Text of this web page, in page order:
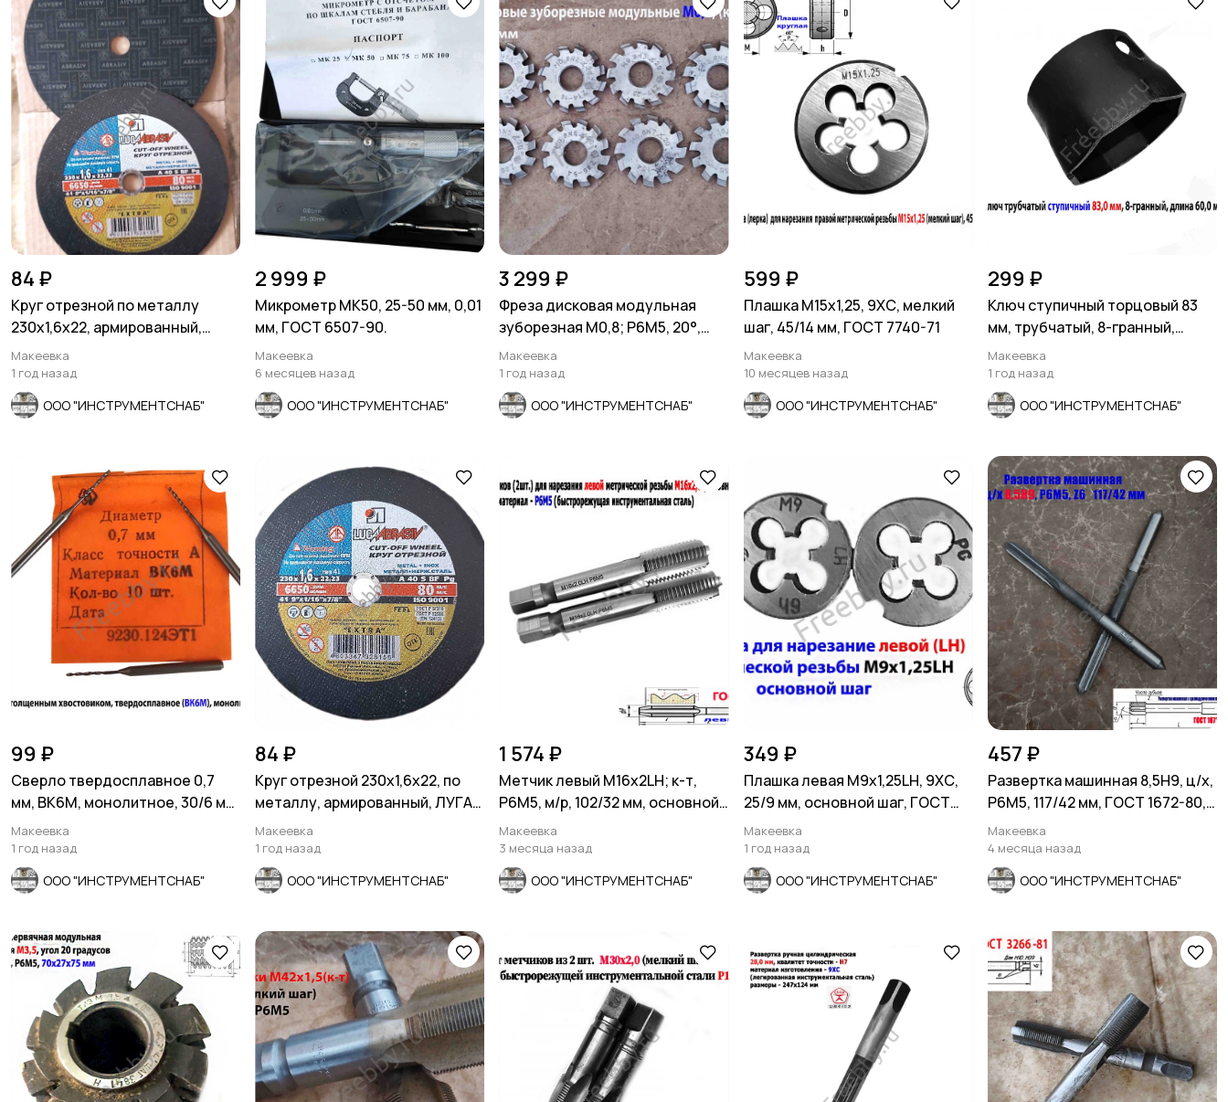
84 ₽
Круг отрезной по металлу
230х1,6х22, армированный,
ЛУГА-Абразив, Росси
Макеевка
1 год назад
ООО "ИНСТРУМЕНТСНАБ"
2 999 ₽
Микрометр МК50, 25-50 мм, 0,01
мм, ГОСТ 6507-90.
Макеевка
6 месяцев назад
ООО "ИНСТРУМЕНТСНАБ"
3 299 ₽
Фреза дисковая модульная
зуборезная М0,8; Р6М5, 20°,
Z12, к-т 8 шт
Макеевка
1 год назад
ООО "ИНСТРУМЕНТСНАБ"
599 ₽
Плашка М15х1,25, 9ХС, мелкий
шаг, 45/14 мм, ГОСТ 7740-71
Макеевка
10 месяцев назад
ООО "ИНСТРУМЕНТСНАБ"
299 ₽
Ключ ступичный торцовый 83
мм, трубчатый, 8-гранный,
длина 60 мм, СССР
Макеевка
1 год назад
ООО "ИНСТРУМЕНТСНАБ"
99 ₽
Сверло твердосплавное 0,7
мм, ВК6М, монолитное, 30/6 мм,
ут хв, СССР.
Макеевка
1 год назад
ООО "ИНСТРУМЕНТСНАБ"
84 ₽
Круг отрезной 230х1,6х22, по
металлу, армированный, ЛУГА,
Россия
Макеевка
1 год назад
ООО "ИНСТРУМЕНТСНАБ"
1 574 ₽
Метчик левый М16х2LH; к-т,
Р6М5, м/р, 102/32 мм, основной
шаг.
Макеевка
3 месяца назад
ООО "ИНСТРУМЕНТСНАБ"
349 ₽
Плашка левая М9х1,25LH, 9ХС,
25/9 мм, основной шаг, ГОСТ
9740-71.
Макеевка
1 год назад
ООО "ИНСТРУМЕНТСНАБ"
457 ₽
Развертка машинная 8,5Н9, ц/х,
Р6М5, 117/42 мм, ГОСТ 1672-80,
СССР
Макеевка
4 месяца назад
ООО "ИНСТРУМЕНТСНАБ"